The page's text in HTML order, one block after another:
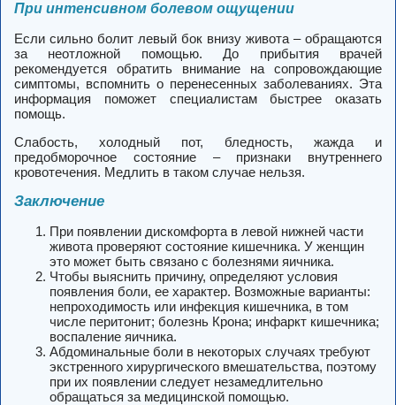
При интенсивном болевом ощущении
Если сильно болит левый бок внизу живота – обращаются
за неотложной помощью. До прибытия врачей
рекомендуется обратить внимание на сопровождающие
симптомы, вспомнить о перенесенных заболеваниях. Эта
информация поможет специалистам быстрее оказать
помощь.
Слабость, холодный пот, бледность, жажда и
предобморочное состояние – признаки внутреннего
кровотечения. Медлить в таком случае нельзя.
Заключение
При появлении дискомфорта в левой нижней части
живота проверяют состояние кишечника. У женщин
это может быть связано с болезнями яичника.
Чтобы выяснить причину, определяют условия
появления боли, ее характер. Возможные варианты:
непроходимость или инфекция кишечника, в том
числе перитонит; болезнь Крона; инфаркт кишечника;
воспаление яичника.
Абдоминальные боли в некоторых случаях требуют
экстренного хирургического вмешательства, поэтому
при их появлении следует незамедлительно
обращаться за медицинской помощью.